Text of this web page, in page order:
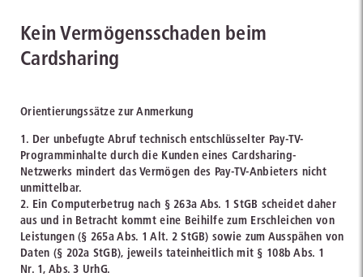
Kein Vermögensschaden beim
Cardsharing
Orientierungssätze zur Anmerkung
1. Der unbefugte Abruf technisch entschlüsselter Pay-TV-
Programminhalte durch die Kunden eines Cardsharing-
Netzwerks mindert das Vermögen des Pay-TV-Anbieters nicht
unmittelbar.
2. Ein Computerbetrug nach § 263a Abs. 1 StGB scheidet daher
aus und in Betracht kommt eine Beihilfe zum Erschleichen von
Leistungen (§ 265a Abs. 1 Alt. 2 StGB) sowie zum Ausspähen von
Daten (§ 202a StGB), jeweils tateinheitlich mit § 108b Abs. 1
Nr. 1, Abs. 3 UrhG.